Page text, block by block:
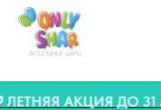
🍉 ЛЕТНЯЯ АКЦИЯ ДО